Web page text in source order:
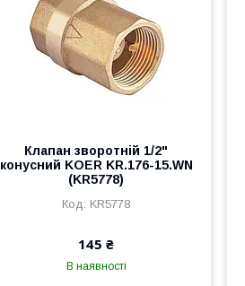
Клапан зворотній 1/2"
конусний KOER KR.176-15.WN
(KR5778)
KR5778
145 ₴
В наявності